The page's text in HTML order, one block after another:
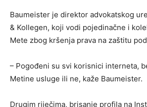
Baumeister je direktor advokatskog
& Kollegen, koji vodi pojedinačne i
Mete zbog kršenja prava na zaštitu
– Pogođeni su svi korisnici interneta,
Metine usluge ili ne, kaže Baumeister.
Drugim riječima, brisanje profila na